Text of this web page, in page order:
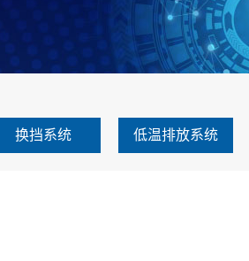
换挡系统 低温排放系统